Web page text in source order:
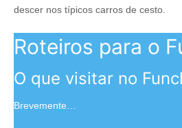
descer nos típicos carros de cesto.
Roteiros para o
O que visitar no
Brevemente…